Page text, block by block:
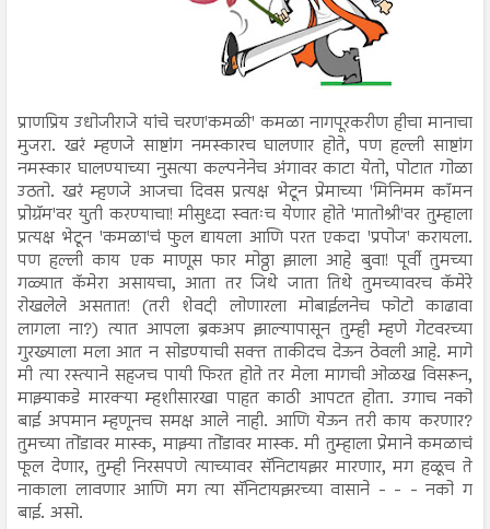
प्राणप्रिय उधोजीराजे यांचे चरण'कमळी' कमळा नागपूरकरीण हीचा मानाचा
मुजरा. खरं म्हणजे साष्टांग नमस्कारच घालणार होते, पण हल्ली साष्टांग
नमस्कार घालण्याच्या नुसत्या कल्पनेनेच अंगावर काटा येतो, पोटात गोळा
उठतो. खरं म्हणजे आजचा दिवस प्रत्यक्ष भेटून प्रेमाच्या 'मिनिमम कॉमन
प्रोग्रॅम'वर युती करण्याचा! मीसुध्दा स्वतःच येणार होते 'मातोश्री'वर तुम्हाला
प्रत्यक्ष भेटून 'कमळा'चं फुल द्यायला आणि परत एकदा 'प्रपोज' करायला.
पण हल्ली काय एक माणूस फार मोठ्ठा झाला आहे बुवा! पूर्वी तुमच्या
गळ्यात कॅमेरा असायचा, आता तर जिथे जाता तिथे तुमच्यावरच कॅमेरे
रोखलेले असतात! (तरी शेवटी लोणारला मोबाईलनेच फोटो काढावा
लागला ना?) त्यात आपला ब्रेकअप झाल्यापासून तुम्ही म्हणे गेटवरच्या
गुरख्याला मला आत न सोडण्याची सक्त ताकीदच देऊन ठेवली आहे. मागे
मी त्या रस्त्याने सहजच पायी फिरत होते तर मेला मागची ओळख विसरून,
माझ्याकडे मारक्या म्हशीसारखा पाहत काठी आपटत होता. उगाच नको
बाई अपमान म्हणूनच समक्ष आले नाही. आणि येऊन तरी काय करणार?
तुमच्या तोंडावर मास्क, माझ्या तोंडावर मास्क. मी तुम्हाला प्रेमाने कमळाचं
फूल देणार, तुम्ही निरसपणे त्याच्यावर सॅनिटायझर मारणार, मग हळूच ते
नाकाला लावणार आणि मग त्या सॅनिटायझरच्या वासाने - - - नको ग
बाई. असो.